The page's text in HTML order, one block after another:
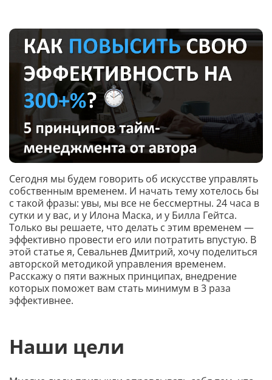
Сегодня мы будем говорить об искусстве управлять
собственным временем. И начать тему хотелось бы
с такой фразы: увы, мы все не бессмертны. 24 часа в
сутки и у вас, и у Илона Маска, и у Билла Гейтса.
Только вы решаете, что делать с этим временем —
эффективно провести его или потратить впустую. В
этой статье я, Севальнев Дмитрий, хочу поделиться
авторской методикой управления временем.
Расскажу о пяти важных принципах, внедрение
которых поможет вам стать минимум в 3 раза
эффективнее.
Наши цели